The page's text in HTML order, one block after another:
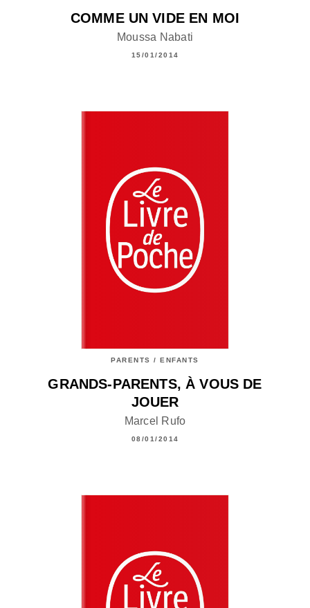
COMME UN VIDE EN MOI
Moussa Nabati
15/01/2014
PARENTS / ENFANTS
GRANDS-PARENTS, À VOUS DE
JOUER
Marcel Rufo
08/01/2014